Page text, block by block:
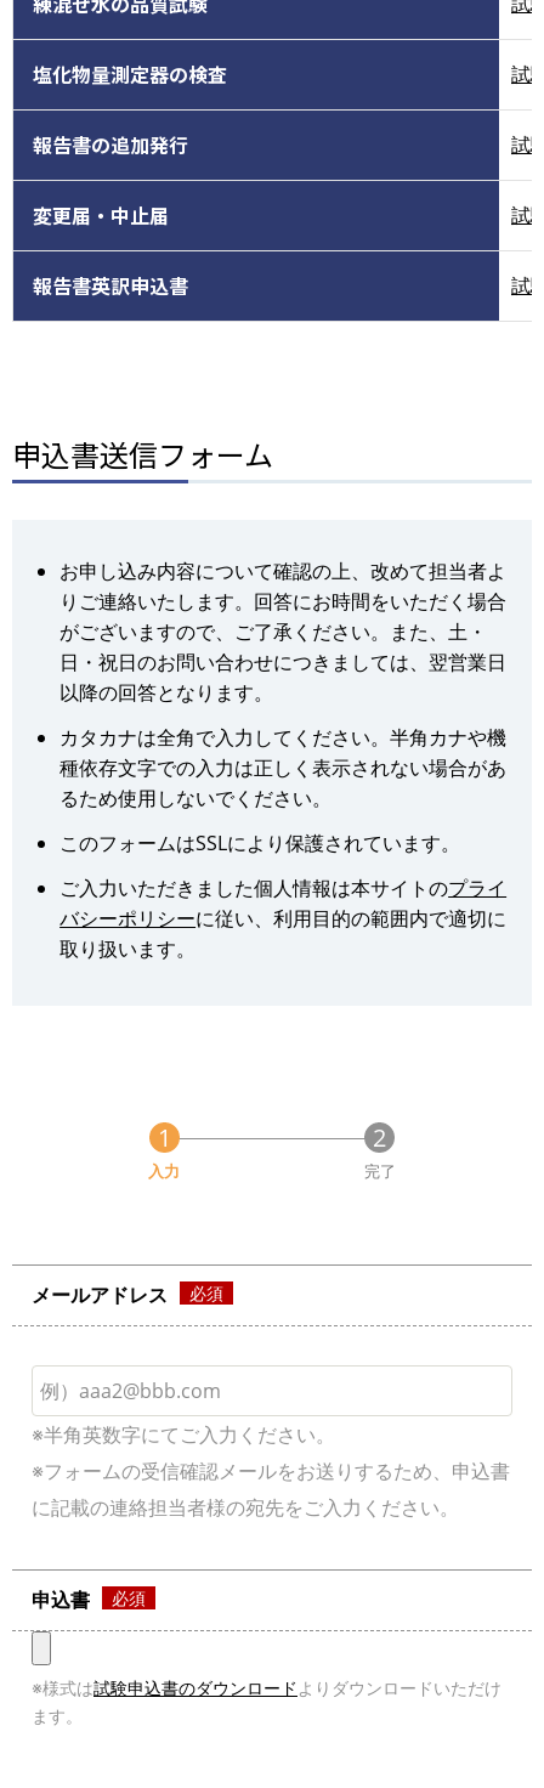
塩化物量測定器の検査 試
報告書の追加発行 試
変更届・中止届 試
報告書英訳申込書 試
申込書送信フォーム
お申し込み内容について確認の上、改めて担当者よ
りご連絡いたします。回答にお時間をいただく場合
がございますので、ご了承ください。また、土・
日・祝日のお問い合わせにつきましては、翌営業日
以降の回答となります。
カタカナは全角で入力してください。半角カナや機
種依存文字での入力は正しく表示されない場合があ
るため使用しないでください。
このフォームはSSLにより保護されています。
ご入力いただきました個人情報は本サイトのプライ
バシーポリシーに従い、利用目的の範囲内で適切に
取り扱います。
現
入力 完了
メールアドレス
※半角英数字にてご入力ください。
※フォームの受信確認メールをお送りするため、申込書
に記載の連絡担当者様の宛先をご入力ください。
申込書
※様式は試験申込書のダウンロード よりダウンロードいただけ
ます。